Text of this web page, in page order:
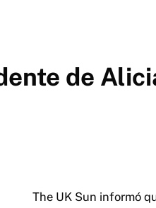
de
The UK Sun informó